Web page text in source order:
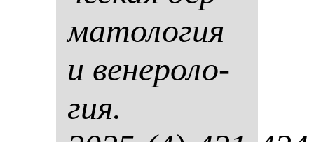
ма­то­ло­гия
и ве­не­ро­ло­
гия.